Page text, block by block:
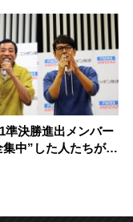
準決勝進出メンバー
中”した人たちが受